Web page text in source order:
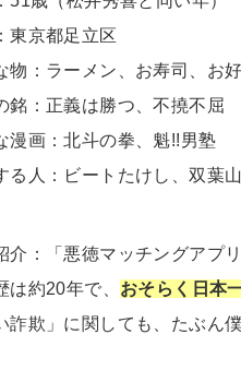
東京都足立区
物：ラーメン、お寿司、お
銘：正義は勝つ、不撓不屈
漫画：北斗の拳、魁!!男塾
る人：ビートたけし、双葉
介：「悪徳マッチングアプ
は約20年で、 おそらく日本
詐欺」に関しても、たぶん